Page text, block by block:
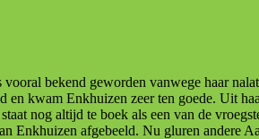
bekend geworden vanwege haar
kwam Enkhuizen zeer ten goede. Uit
nog altijd te boek als een van de
Enkhuizen afgebeeld. Nu gluren andere